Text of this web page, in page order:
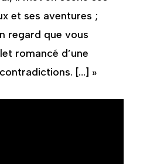
et ses aventures ;
regard que vous
romancé d’une
[…] »